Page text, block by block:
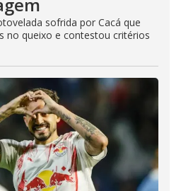
sofrida por Cacá que
no queixo e contestou critérios